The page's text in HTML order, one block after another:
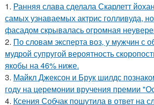
1. Ранняя слава сделала Скарлетт
самых узнаваемых актрис голливуда,
фасадом скрывалась огромная
2. По словам эксперта воз, у мужчин с
мудрой супругой вероятность
якобы на 46% ниже.
3. Майкл Джексон и Брук шилдс
году на церемонии вручения премии
4. Ксения Собчак пошутила в ответ на